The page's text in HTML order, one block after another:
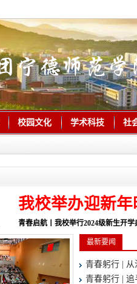
校园文化 学术科技 社
我校举办迎新年
青春启航丨我校举行2024级新生开学
最新要闻
青春躬行 |
青春躬行 |